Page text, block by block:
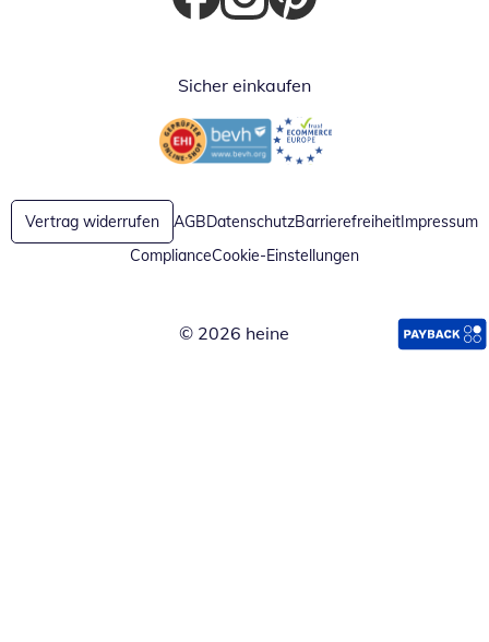
Öffnet in neuem Fenster
Öffnet in neuem Fenster
Öffnet in neuem Fenster
Sicher einkaufen
Öffnet in neuem FensterÖffnet in neuem Fenster
Vertrag widerrufen AGBDatenschutzBarrierefreiheitImpressum
ComplianceCookie-Einstellungen
© 2026 heine